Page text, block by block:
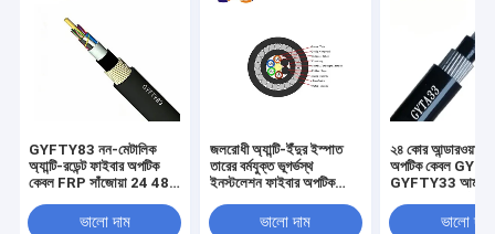
GYFTY83 নন-মেটালিক
অ্যান্টি-রডেন্ট ফাইবার অপটিক
কেবল FRP সাঁজোয়া 24 48
ভালো দাম
জলরোধী অ্যান্টি-ইঁদুর ইস্পাত
তারের বর্মযুক্ত ভূগর্ভস্থ
ইনস্টলেশন ফাইবার অপটিক
96F
ভালো দাম
২৪ কোর আন্ডারওয়াটার
অপটিক কেবল
GYFTY33 আর্মার্ড
ভালো দাম